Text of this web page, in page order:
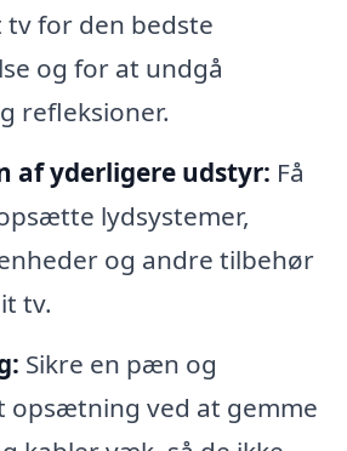
for den bedste
og for at undgå
refleksioner.
af yderligere udstyr: Få
lydsystemer,
og andre tilbehør
tv.
Sikre en pæn og
opsætning ved at gemme